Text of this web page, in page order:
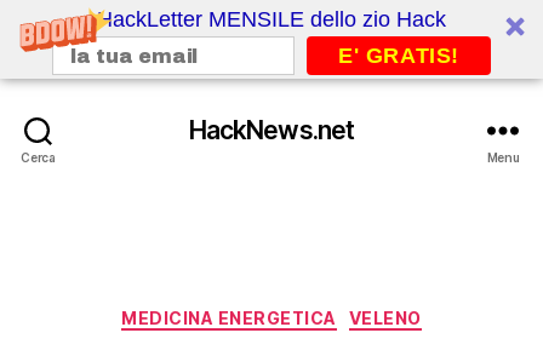
HackLetter MENSILE dello zio Hack
E' GRATIS!
Cerca
HackNews.net
Menu
Categorie
MEDICINA ENERGETICA VELENO